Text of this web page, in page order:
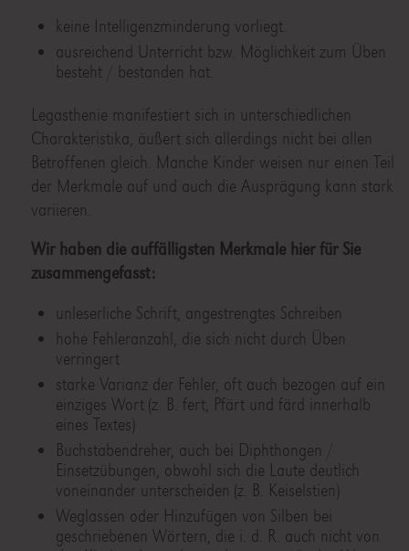
keine Intelligenzminderung vorliegt.
ausreichend Unterricht bzw. Möglichkeit zum Üben
besteht / bestanden hat.
Legasthenie manifestiert sich in unterschiedlichen
Charakteristika, äußert sich allerdings nicht bei allen
Betroffenen gleich. Manche Kinder weisen nur einen Teil
der Merkmale auf und auch die Ausprägung kann stark
variieren.
Wir haben die auffälligsten Merkmale hier für Sie
zusammengefasst:
unleserliche Schrift, angestrengtes Schreiben
hohe Fehleranzahl, die sich nicht durch Üben
verringert
starke Varianz der Fehler, oft auch bezogen auf ein
einziges Wort (z. B. fert, Pfärt und färd innerhalb
eines Textes)
Buchstabendreher, auch bei Diphthongen /
Einsetzübungen, obwohl sich die Laute deutlich
voneinander unterscheiden (z. B. Keiselstien)
Weglassen oder Hinzufügen von Silben bei
geschriebenen Wörtern, die i. d. R. auch nicht von